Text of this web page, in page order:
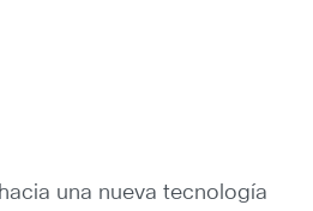
una nueva tecnología